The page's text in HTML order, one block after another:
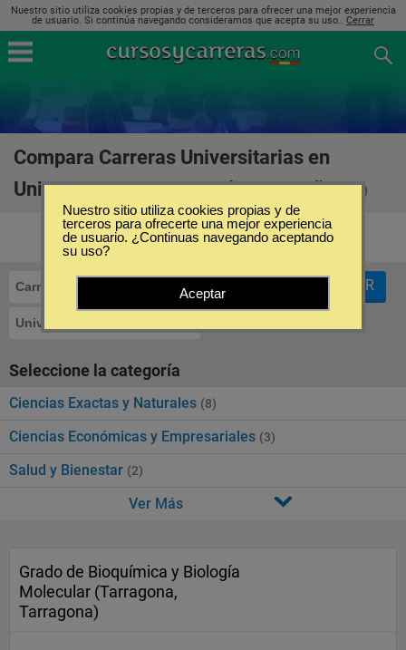
Nuestro sitio utiliza cookies propias y de terceros para ofrecer una mejor experiencia
de usuario. Si continúa navegando consideramos que acepta su uso.. Cerrar
Compara Carreras Universitarias en
Universitat Rovira i Virgili en España
(17)
Carreras Universitarias
Universitat Rovira i Virgili
FILTRAR
Seleccione la categoría
Ciencias Exactas y Naturales (8)
Ciencias Económicas y Empresariales (3)
Salud y Bienestar (2)
Ver Más
Grado de Bioquímica y Biología
Molecular (Tarragona,
Tarragona)
Nuestro sitio utiliza cookies propias y de
terceros para ofrecerte una mejor experiencia
de usuario. ¿Continuas navegando aceptando
su uso?
Aceptar